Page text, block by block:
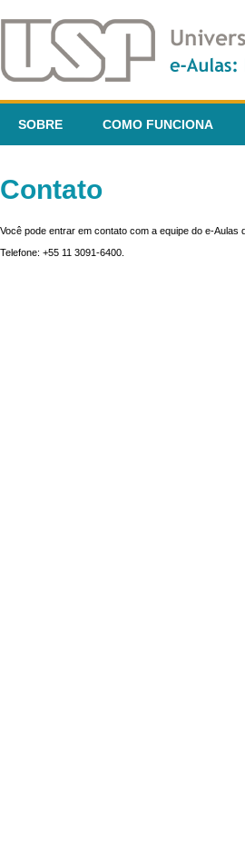
SOBRE COMO FUNCIONA
Contato
Você pode entrar em contato com a equipe do e-Aulas
Telefone: +55 11 3091-6400.